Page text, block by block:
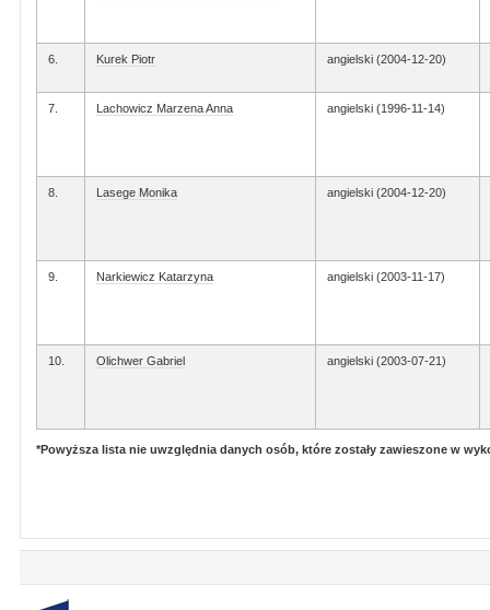
6. Kurek Piotr angielski (2004-12-20)
7. Lachowicz Marzena Anna angielski (1996-11-14)
8. Lasege Monika angielski (2004-12-20)
9. Narkiewicz Katarzyna angielski (2003-11-17)
10. Olichwer Gabriel angielski (2003-07-21)
*Powyższa lista nie uwzględnia danych osób, które zostały zawieszone w